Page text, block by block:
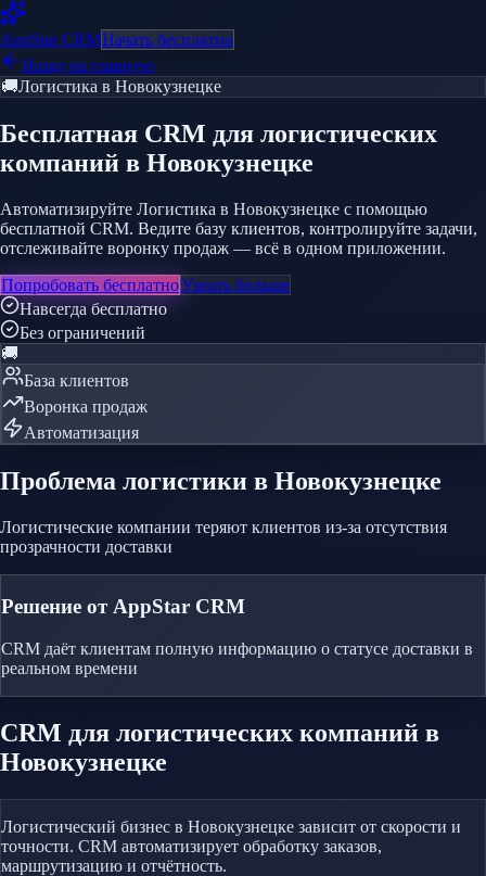
AppStarCRMНачать бесплатно
Назад на главную
🚚Логистика в Новокузнецке
Бесплатная CRM для логистических
компаний в Новокузнецке
Автоматизируйте Логистика в Новокузнецке с помощью
бесплатной CRM. Ведите базу клиентов, контролируйте задачи,
отслеживайте воронку продаж — всё в одном приложении.
Попробовать бесплатноУзнать больше
Навсегда бесплатно
Без ограничений
🚚
База клиентов
Воронка продаж
Автоматизация
Проблема логистики в Новокузнецке
Логистические компании теряют клиентов из-за отсутствия
прозрачности доставки
Решение от AppStar CRM
CRM даёт клиентам полную информацию о статусе доставки в
реальном времени
CRM для логистических компаний в
Новокузнецке
Логистический бизнес в Новокузнецке зависит от скорости и
точности. CRM автоматизирует обработку заказов,
маршрутизацию и отчётность.